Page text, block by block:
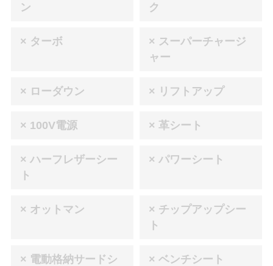
ン
ク
× ターボ
× スーパーチャージ
ャー
× ローダウン × リフトアップ
× 100V電源 × 革シート
× ハーフレザーシー
ト
× パワーシート
× オットマン
× チップアップシー
ト
× 電動格納サードシ
× ベンチシート